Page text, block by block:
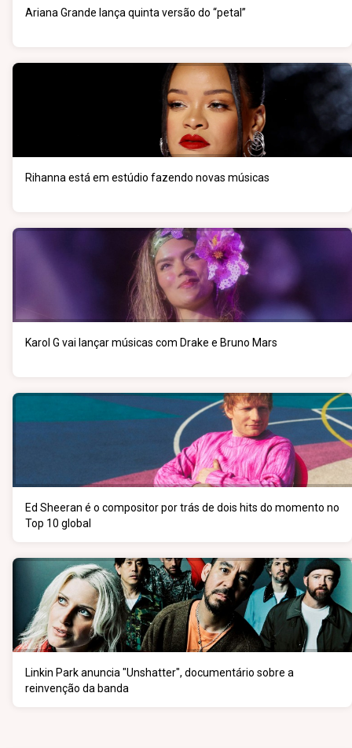
Ariana Grande lança quinta versão do “petal”
Rihanna está em estúdio fazendo novas músicas
Karol G vai lançar músicas com Drake e Bruno Mars
Ed Sheeran é o compositor por trás de dois hits do momento no
Top 10 global
Linkin Park anuncia "Unshatter", documentário sobre a
reinvenção da banda